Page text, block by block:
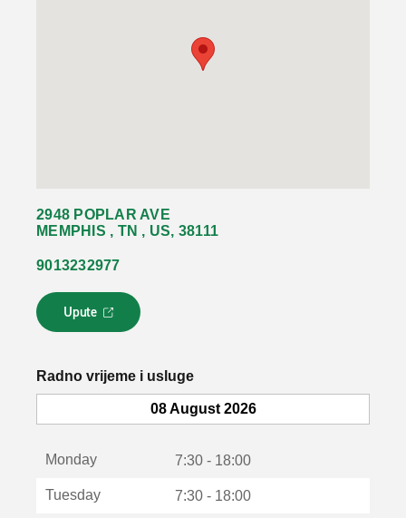
2948 POPLAR AVE
MEMPHIS , TN , US, 38111
9013232977
Upute
L
i
k
o
Radno vrijeme i usluge
08 August 2026
Monday 7:30 - 18:00
Tuesday 7:30 - 18:00